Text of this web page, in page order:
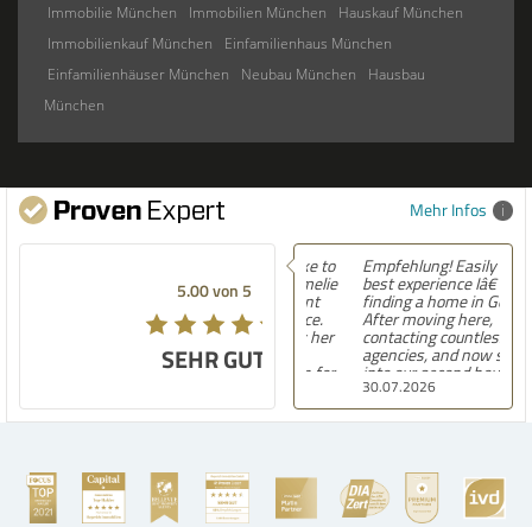
Immobilie München
Immobilien München
Hauskauf München
Immobilienkauf München
Einfamilienhaus München
Einfamilienhäuser München
Neubau München
Hausbau
München
Mehr Infos
5.00 von 5
SEHR GUT
30.07.2026
Empfehlung! Easily the
best experience Iâ€™ve had
finding a home in Germany.
After moving here,
contacting countless
agencies, and now settling
into our second house, I
know firsthand how
challenging and
overwhelming the German
stands out far above the
rest. They made the entire
process smooth,